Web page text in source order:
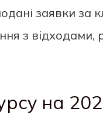
заявки
з
на